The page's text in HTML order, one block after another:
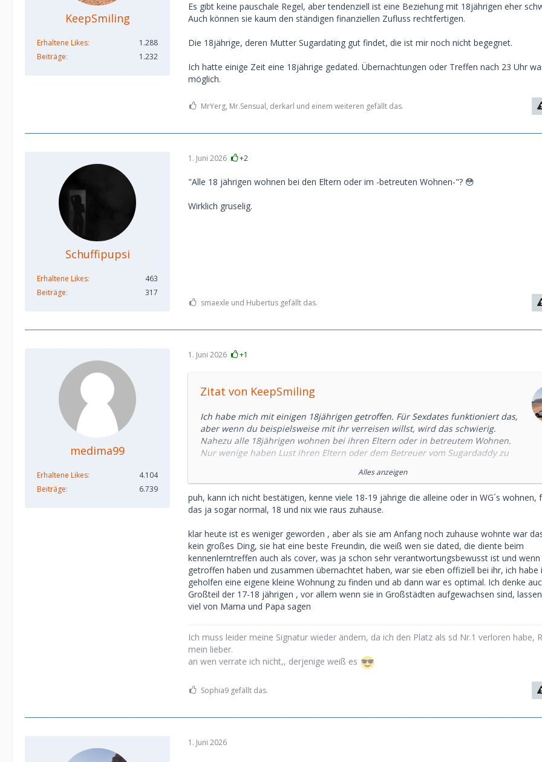
KeepSmiling
Erhaltene Likes
1.288
Beiträge
1.232
Es gibt keine pauschale Regel, aber tendenziell ist eine Beziehung mit 18jährigen eher
Auch können sie kaum den ständigen finanziellen Zufluss rechtfertigen.
Die 18jährige, deren Mutter Sugardating gut findet, die ist mir noch nicht begegnet.
Ich hatte einige Zeit eine 18jährige gedated. Übernachtungen oder Treffen nach 23 Uhr
möglich.
MrYerg, Mr.Sensual, derkarl und einem weiteren gefällt das.
Schuffipupsi
Erhaltene Likes
463
Beiträge
317
1. Juni 2026 +2
"Alle 18 jährigen wohnen bei den Eltern oder im -betreuten Wohnen-"? 😳
Wirklich gruselig.
smaexle und Hubertus gefällt das.
medima99
Erhaltene Likes
4.104
Beiträge
6.739
1. Juni 2026 +1
Zitat von KeepSmiling
Ich habe mich mit einigen 18jährigen getroffen. Für Sexdates funktioniert das,
aber wenn du beispielsweise mit ihr verreisen willst, wird das schwierig.
Nahezu alle 18jährigen wohnen bei ihren Eltern oder in betreutem Wohnen.
Nur wenige haben Lust ihren Eltern oder dem Betreuer vom Sugardaddy zu
18jährigen eher schwierig. Auch können sie kaum den ständigen finanziellen
Zufluss rechtfertigen.
Die 18jährige, deren Mutter Sugardating gut findet, die ist mir noch nicht
begegnet.
Ich hatte einige Zeit eine 18jährige gedated. Übernachtungen oder Treffen nach
23 Uhr waren nicht möglich.
Alles anzeigen
puh, kann ich nicht bestätigen, kenne viele 18-19 jährige die alleine oder in WG´s wohnen,
das ja sogar normal, 18 und nix wie raus zuhause.
klar heute ist es weniger geworden , aber als sie am Anfang noch zuhause wohnte war
kein großes Ding, sie hat eine beste Freundin, die weiß wen sie dated, die diente beim
kennenlerntreffen auch als cover, was ja schon sehr verantwortungsbewusst ist und
getroffen haben und zusammen übernachtet haben, war sie eben offiziell bei ihr, ich habe
geholfen eine eigene kleine Wohnung zu finden und ab dann war es optimal. Ich denke
Großteil der 17-18 jährigen , vor allem wenn sie in Großstädten aufgewachsen sind,
viel von Mama und Papa sagen
Ich muss leider meine Signatur wieder ändern, da ich den Platz als sd Nr.1 verloren habe,
mein lieber.
an wen verrate ich nicht,, derjenige weiß es
Sophia9 gefällt das.
1. Juni 2026